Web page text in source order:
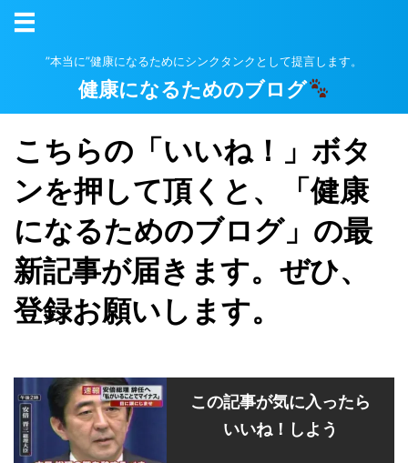
”本当に”健康になるためにシンクタンクとして提言します。
健康になるためのブログ
こちらの「いいね！」ボタ
ンを押して頂くと、「健康
になるためのブログ」の最
新記事が届きます。ぜひ、
登録お願いします。
この記事が気に入ったら
いいね！しよう